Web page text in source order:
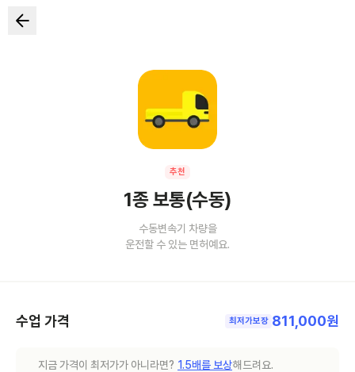
추천
1종 보통(수동)
수동변속기 차량을
운전할 수 있는 면허예요.
수업 가격 최저가보장 811,000원
지금 가격이 최저가가 아니라면? 1.5배를 보상해드려요.